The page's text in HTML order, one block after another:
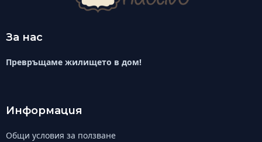
За нас
Превръщаме жилището в дом!
Информация
Общи условия за ползване